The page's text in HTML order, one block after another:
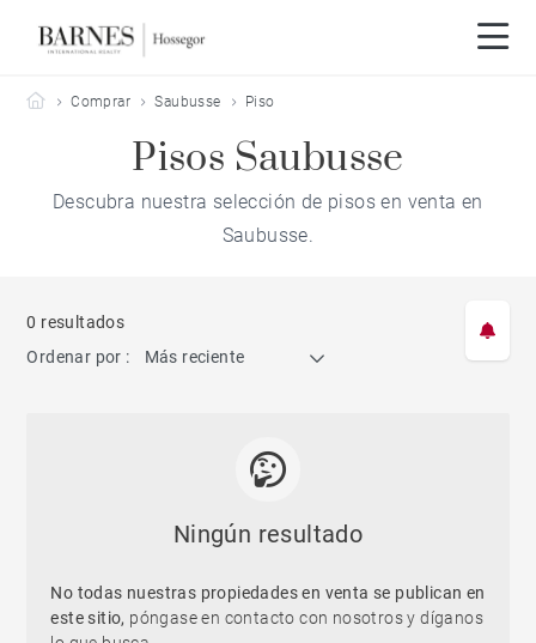
Barnes Hossegor
Comprar Saubusse Piso
Pisos Saubusse
Descubra nuestra selección de pisos en venta en
Saubusse.
0 resultados
Ordenar por :
Más reciente
Ningún resultado
No todas nuestras propiedades en venta se publican en
este sitio, póngase en contacto con nosotros y díganos